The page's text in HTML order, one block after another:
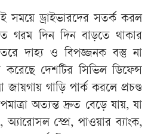
ড্রাইভারদের সতর্ক করল
গরম দিন দিন বাড়তে থাকার
দাহ্য ও বিপজ্জনক বস্তু না
করেছে দেশটির সিভিল ডিফেন্স
গাড়ি পার্ক করলে প্রচণ্ড
অত্যন্ত দ্রুত বেড়ে যায়, যা
অ্যারোসল স্প্রে, পাওয়ার ব্যাংক,